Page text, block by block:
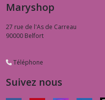
Maryshop
27 rue de l'As de Carreau
90000 Belfort
Téléphone
Suivez nous